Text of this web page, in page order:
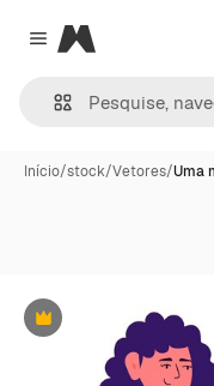
Close menu
Magnific
Início/stock/Vetores/Uma
Premium